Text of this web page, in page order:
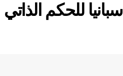
للحكم الذاتي